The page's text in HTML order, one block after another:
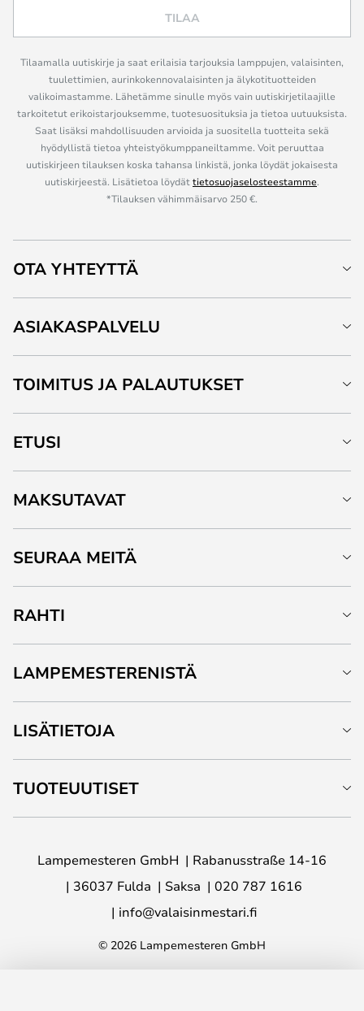
TILAA
Tilaamalla uutiskirje ja saat erilaisia tarjouksia lamppujen, valaisinten,
tuulettimien, aurinkokennovalaisinten ja älykotituotteiden
valikoimastamme. Lähetämme sinulle myös vain uutiskirjetilaajille
tarkoitetut erikoistarjouksemme, tuotesuosituksia ja tietoa uutuuksista.
Saat lisäksi mahdollisuuden arvioida ja suositella tuotteita sekä
hyödyllistä tietoa yhteistyökumppaneiltamme. Voit peruuttaa
uutiskirjeen tilauksen koska tahansa linkistä, jonka löydät jokaisesta
uutiskirjeestä. Lisätietoa löydättietosuojaselosteestamme.
*Tilauksen vähimmäisarvo 250 €.
OTA YHTEYTTÄ
ASIAKASPALVELU
TOIMITUS JA PALAUTUKSET
ETUSI
MAKSUTAVAT
SEURAA MEITÄ
RAHTI
LAMPEMESTERENISTÄ
LISÄTIETOJA
TUOTEUUTISET
Lampemesteren GmbH
Rabanusstraße 14-16
36037 Fulda
Saksa
020 787 1616
info@valaisinmestari.fi
© 2026 Lampemesteren GmbH